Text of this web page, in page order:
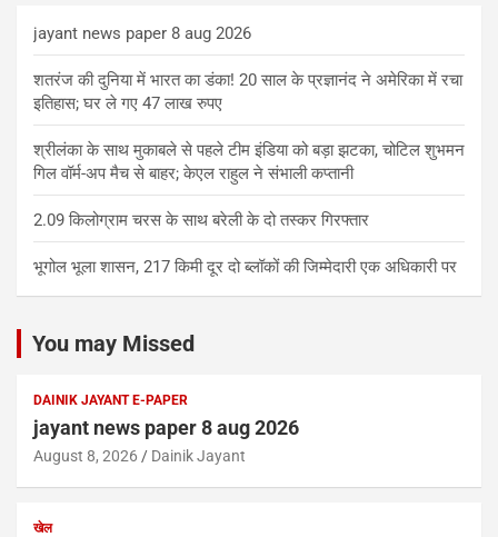
jayant news paper 8 aug 2026
शतरंज की दुनिया में भारत का डंका! 20 साल के प्रज्ञानंद ने अमेरिका में रचा
इतिहास; घर ले गए 47 लाख रुपए
श्रीलंका के साथ मुकाबले से पहले टीम इंडिया को बड़ा झटका, चोटिल शुभमन
गिल वॉर्म-अप मैच से बाहर; केएल राहुल ने संभाली कप्तानी
2.09 किलोग्राम चरस के साथ बरेली के दो तस्कर गिरफ्तार
भूगोल भूला शासन, 217 किमी दूर दो ब्लॉकों की जिम्मेदारी एक अधिकारी पर
You may Missed
DAINIK JAYANT E-PAPER
jayant news paper 8 aug 2026
August 8, 2026 Dainik Jayant
खेल